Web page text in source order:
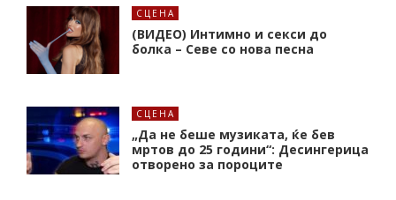
СЦЕНА
(ВИДЕО) Интимно и секси до
болка – Севе со нова песна
СЦЕНА
„Да не беше музиката, ќе бев
мртов до 25 години“: Десингерица
отворено за пороците